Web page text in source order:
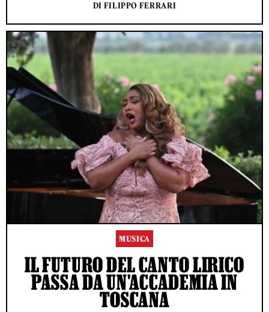
DI FILIPPO FERRARI
MUSICA
IL FUTURO DEL CANTO LIRICO
PASSA DA UN'ACCADEMIA IN
TOSCANA